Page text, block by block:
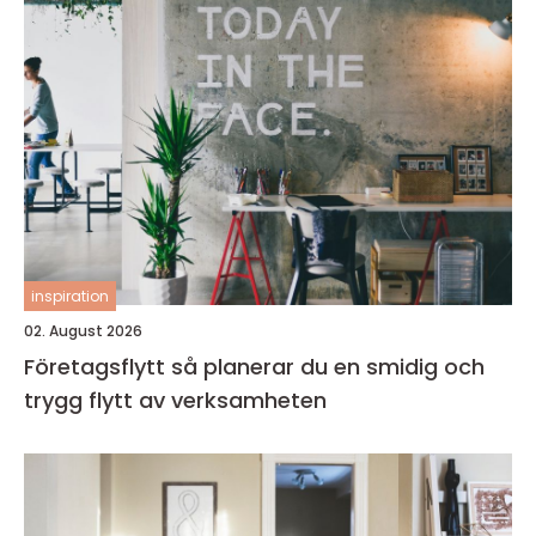
inspiration
02. August 2026
Företagsflytt så planerar du en smidig och
trygg flytt av verksamheten